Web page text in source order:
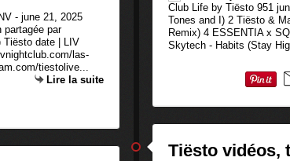
partagée par
Tiësto date | LIV
las-
tiestolive...
Lire la suite
Club Life by Tiësto 951
Tones and I) 2 Tiësto &
Remix) 4 ESSENTIA x
Skytech - Habits (Stay
Tiësto vidéos,